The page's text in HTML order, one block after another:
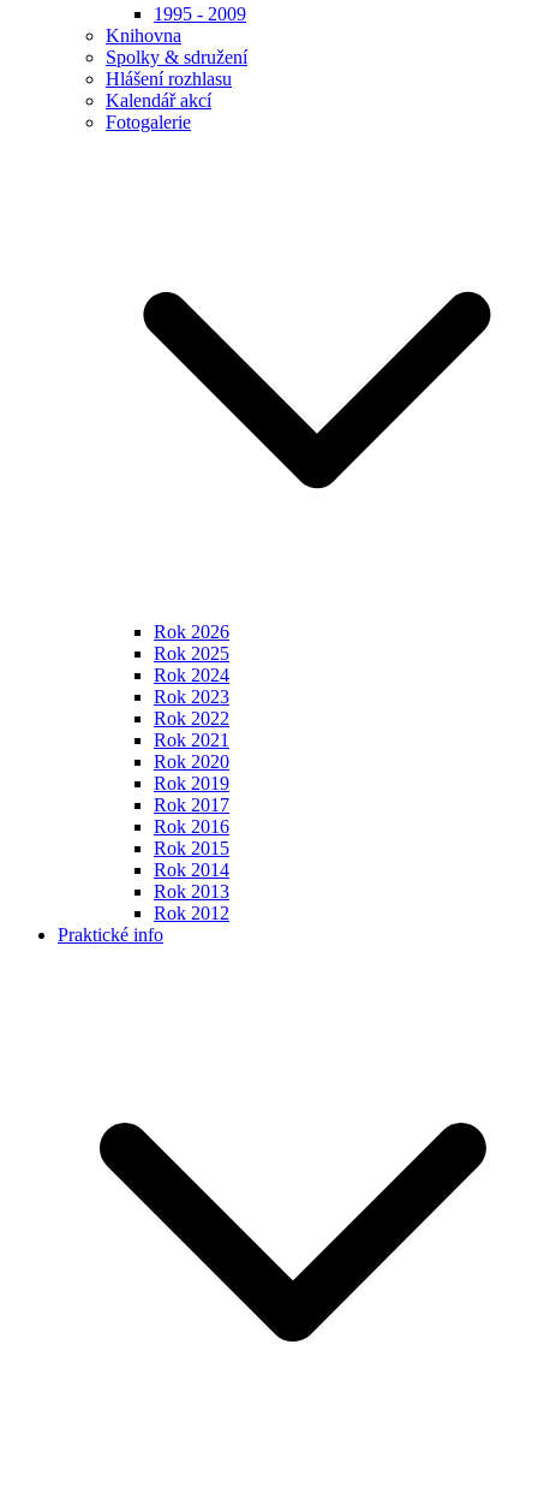
1995 - 2009
Knihovna
Spolky & sdružení
Hlášení rozhlasu
Kalendář akcí
Fotogalerie
Rok 2026
Rok 2025
Rok 2024
Rok 2023
Rok 2022
Rok 2021
Rok 2020
Rok 2019
Rok 2017
Rok 2016
Rok 2015
Rok 2014
Rok 2013
Rok 2012
Praktické info